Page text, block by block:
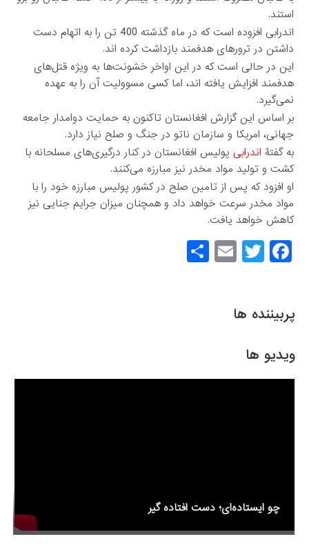
پربیننده ها
ویدیو ها
چو ایستاده‌ای؛ دست افتاده گیر
استند.
اندرابی افزوده است که در ماه گذشته 400 تن را به اتهام دست
داشتن در ترورهای هدفمند بازداشت کرده اند.
این در حالی است که در این اواخر خشونت‌ها به ویژه قتل‌های
هدفمند افزایش یافته اند، اما کسی مسوولیت آن را به عهده
نمی‌گیرد.
بر اساس این گزارش افغانستان تاکنون به حمایت دوامدار جامعه
جهانی، امریکا و سازمان ناتو در جنگ و صلح نیاز دارد.
به گفتۀ اندرابی پولیس افغانستان در کنار درگیری‌های مسلحانه با
کشت و تولید مواد مخدر نیز مبارزه می‌کنند.
او افزود که پس از تامین صلح در کشور پولیس مبارزه خود را با
مواد مخدر سرعت خواهد داد و همچنان میزان جرایم جنایی نیز
کاهش خواهد یافت.
F
a
e
o
o
T
wi
er
E
m